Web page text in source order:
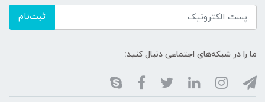
ثبت‌نام
ما را در شبکه‌های اجتماعی دنبال کنید: